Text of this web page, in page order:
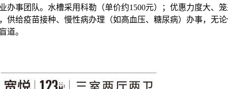
办事团队。水槽采用科勒（单价约1500元）；优惠力度大、
供给疫苗接种、慢性病办理（如高血压、糖尿病）办事，无
道。